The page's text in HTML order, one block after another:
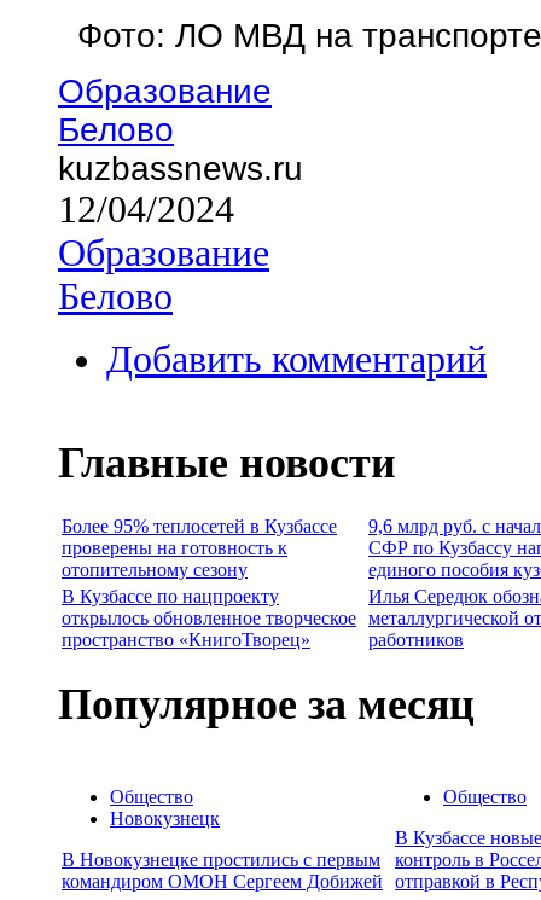
Фото: ЛО МВД на транспорте
Образование
Белово
kuzbassnews.ru
12/04/2024
Образование
Белово
Добавить комментарий
Главные новости
Более 95% теплосетей в Кузбассе
проверены на готовность к
отопительному сезону
9,6 млрд руб. с
СФР по Кузбассу
единого пособия
В Кузбассе по нацпроекту
открылось обновленное творческое
пространство «КнигоТворец»
Илья Середюк
металлургической
работников
Популярное за месяц
Общество
Новокузнецк
В Новокузнецке простились с первым
командиром ОМОН Сергеем Добижей
Общество
В Кузбассе
контроль в
отправкой в